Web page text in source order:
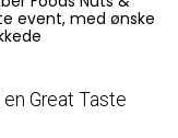
event, med ønske
Great Taste